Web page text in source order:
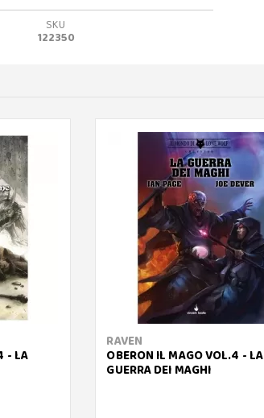
SKU
122350
- LA
RAVEN
OBERON IL MAGO VOL.4 - LA
GUERRA DEI MAGHI